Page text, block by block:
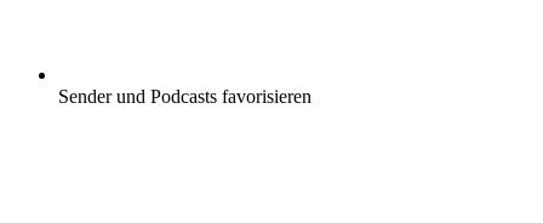
Sender und Podcasts favorisieren